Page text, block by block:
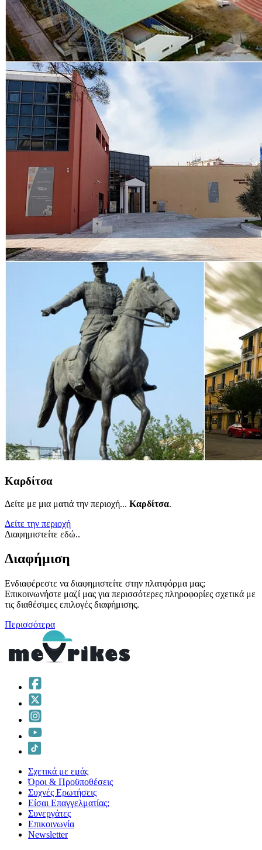
Καρδίτσα
Δείτε με μια ματιά την περιοχή... Καρδίτσα.
Δείτε την περιοχή
Διαφημιστείτε εδώ..
Διαφήμιση
Ενδιαφέρεστε να διαφημιστείτε στην πλατφόρμα μας;
Επικοινωνήστε μαζί μας για περισσότερες πληροφορίες σχετικά με
τις διαθέσιμες επιλογές διαφήμισης.
Περισσότερα
Σχετικά με εμάς
Όροι & Προϋποθέσεις
Συχνές Ερωτήσεις
Είσαι Επαγγελματίας;
Συνεργάτες
Επικοινωνία
Νewsletter